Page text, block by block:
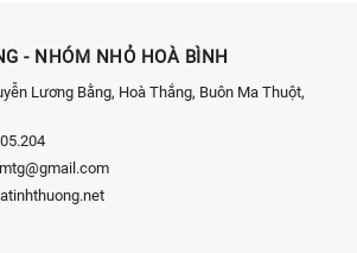
- NHÓM NHỎ HOÀ BÌNH
Lương Bằng, Hoà Thắng, Buôn Ma Thuột,